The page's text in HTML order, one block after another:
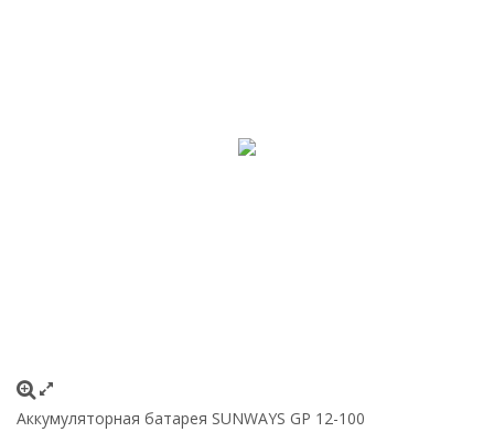
Аккумуляторная батарея SUNWAYS GP 12-100